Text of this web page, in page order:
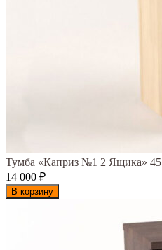
Тумба «Каприз №1 2 Ящика» 45
14 000 ₽
В корзину